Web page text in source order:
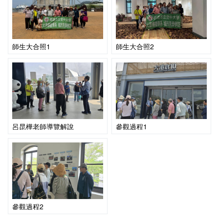
師生大合照1 師生大合照2
呂昆樺老師導覽解說 參觀過程1
參觀過程2